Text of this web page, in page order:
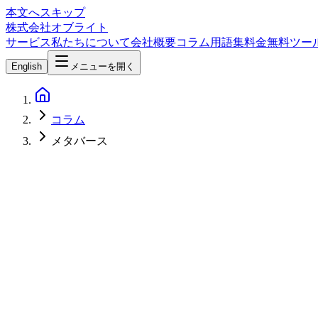
本文へスキップ
株式会社オブライト
サービス私たちについて会社概要コラム 用語集料金無料ツー
English メニューを開く
コラム
メタバース